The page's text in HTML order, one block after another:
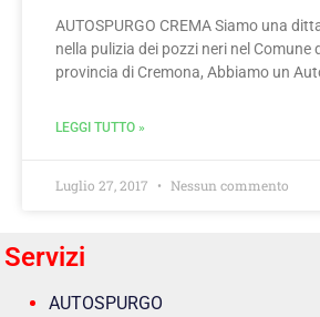
AUTOSPURGO CREMA Siamo una
nella pulizia dei pozzi neri nel Comune
provincia di Cremona, Abbiamo un
LEGGI TUTTO »
Luglio 27, 2017 Nessun commento
Servizi
AUTOSPURGO